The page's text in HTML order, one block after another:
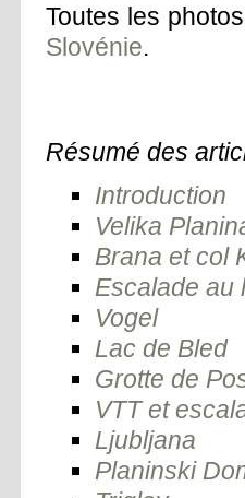
Toutes les
Slovénie.
Résumé des
Introduction
Velika
Brana et col
Escalade au
Vogel
Lac de Bled
Grotte de
VTT et
Ljubljana
Planinski